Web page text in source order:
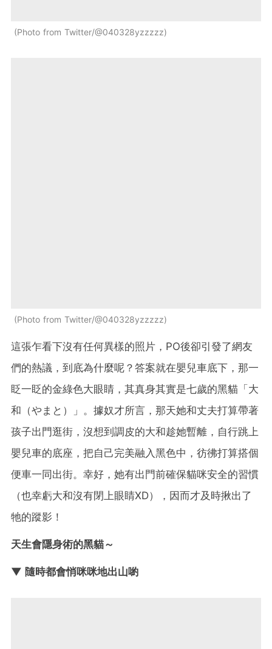
Photo from Twitter/@040328yzzzzz
Photo from Twitter/@040328yzzzzz
這張乍看下沒有任何異樣的照片，PO後卻引發了網友
們的熱議，到底為什麼呢？答案就在嬰兒車底下，那一
眨一眨的金綠色大眼睛，其真身其實是七歲的黑貓「大
和（やまと）」。據奴才所言，那天她和丈夫打算帶著
孩子出門逛街，沒想到調皮的大和趁她暫離，自行跳上
嬰兒車的底座，把自己完美融入黑色中，彷彿打算搭個
便車一同出街。幸好，她有出門前確保貓咪安全的習慣
（也幸虧大和沒有閉上眼睛XD），因而才及時揪出了
牠的蹤影！
天生會隱身術的黑貓～
▼ 隨時都會悄咪咪地出山喲